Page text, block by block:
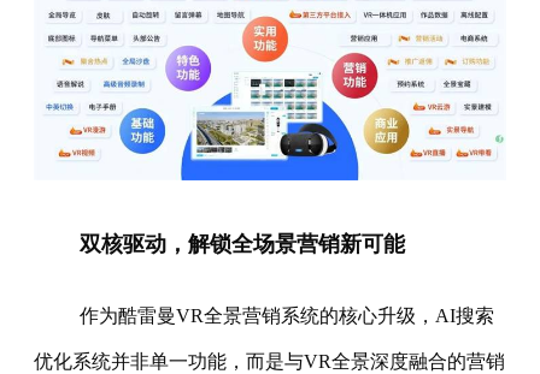
双核驱动，解锁全场景营销新可能
作为酷雷曼VR全景营销系统的核心升级，AI搜索
优化系统并非单一功能，而是与VR全景深度融合的营销